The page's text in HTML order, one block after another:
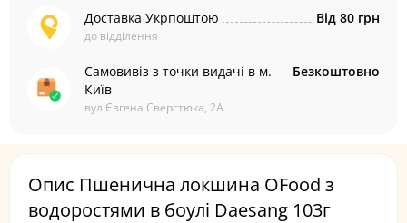
Доставка Укрпоштою
до відділення
Від 80 грн
Самовивіз з точки видачі в м.
Київ
вул.Євгена Сверстюка, 2А
Безкоштовно
Опис Пшенична локшина OFood з
водоростями в боулі Daesang 103г